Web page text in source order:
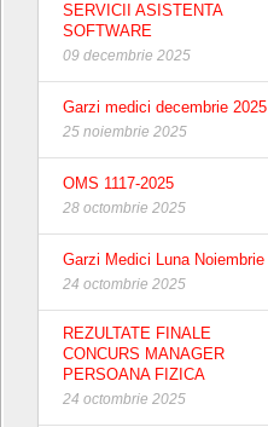
SERVICII ASISTENTA
SOFTWARE
09 decembrie 2025
Garzi medici decembrie 2025
25 noiembrie 2025
OMS 1117-2025
28 octombrie 2025
Garzi Medici Luna Noiembrie
24 octombrie 2025
REZULTATE FINALE
CONCURS MANAGER
PERSOANA FIZICA
24 octombrie 2025